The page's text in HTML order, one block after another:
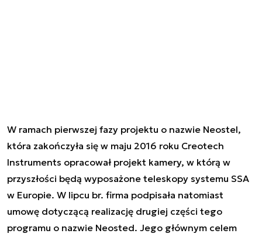
W ramach pierwszej fazy projektu o nazwie Neostel,
która zakończyła się w maju 2016 roku Creotech
Instruments opracował projekt kamery, w którą w
przyszłości będą wyposażone teleskopy systemu SSA
w Europie. W lipcu br. firma podpisała natomiast
umowę dotyczącą realizację drugiej części tego
programu o nazwie Neosted. Jego głównym celem